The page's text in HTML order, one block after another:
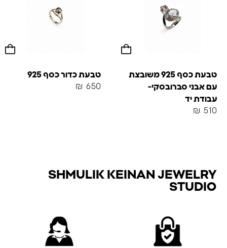
טבעת כסף 925 משובצת
עם אבני סברובסקי-
עבודת יד
₪ 510
טבעת כדור כסף 925
₪ 650
SHMULIK KEINAN JEWELRY
STUDIO